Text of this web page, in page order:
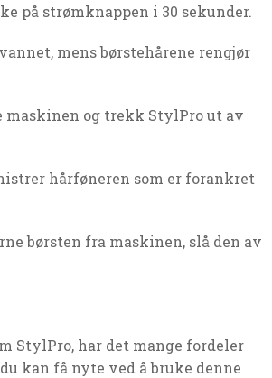
på strømknappen i 30 sekunder.
mens børstehårene rengjør
maskinen og trekk StylPro ut av
hårføneren som er forankret
børsten fra maskinen, slå den av
StylPro, har det mange fordeler
kan få nyte ved å bruke denne